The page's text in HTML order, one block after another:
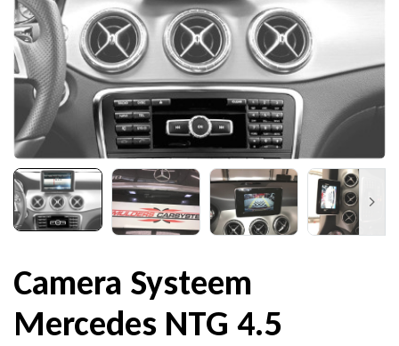
Camera Systeem
Mercedes NTG 4.5